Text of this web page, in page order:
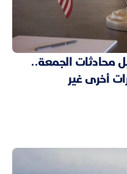
محادثات الجمعة..
أخرى غير